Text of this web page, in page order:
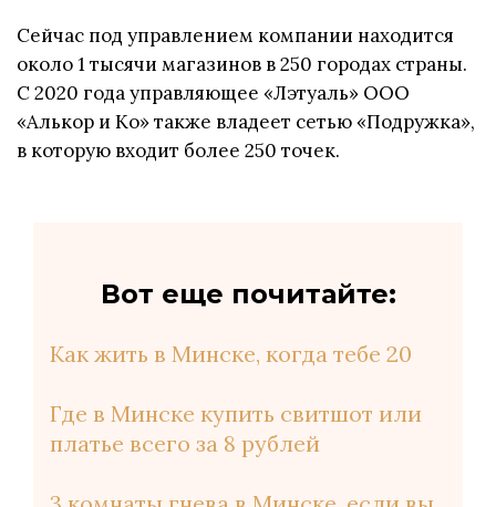
Сейчас под управлением компании находится
около 1 тысячи магазинов в 250 городах страны.
С 2020 года управляющее «Лэтуаль» ООО
«Алькор и Ко» также владеет сетью «Подружка»,
в которую входит более 250 точек.
Вот еще почитайте:
Как жить в Минске, когда тебе 20
Где в Минске купить свитшот или
платье всего за 8 рублей